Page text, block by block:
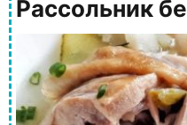
Рассольник